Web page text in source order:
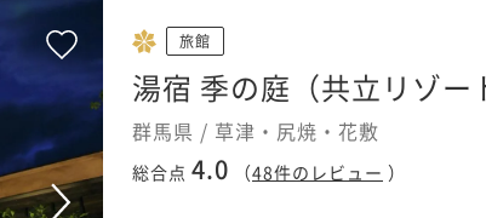
旅館
湯宿 季の庭（共立リゾー
群馬県 / 草津・尻焼・花敷
総合点 4.0 （48件のレビュー ）